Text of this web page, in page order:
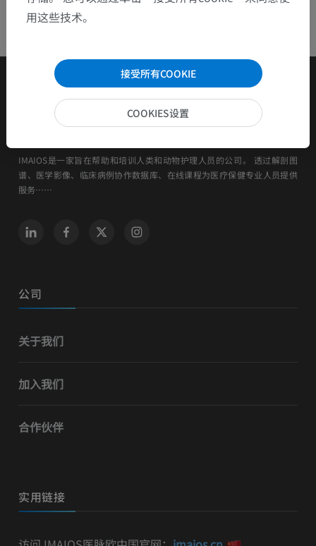
IMAIOS是一家旨在帮助和培训人类和动物护理人员的公司。 透过解剖图
谱、医学影像、临床病例协作数据库、在线课程为医疗保健专业人员提供
服务……
公司
关于我们
加入我们
合作伙伴
实用链接
用这些技术。
接受所有COOKIE
COOKIES设置